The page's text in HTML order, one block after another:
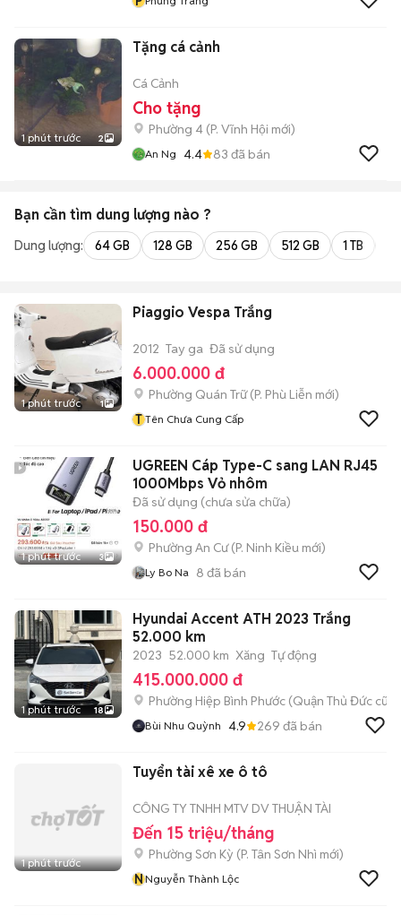
1 phút trước 2
Tặng cá cảnh
Cá Cảnh
Cho tặng
Phường 4 (P. Vĩnh Hội mới)
An Ng 4.4 83 đã bán
Bạn cần tìm dung lượng nào ?
Dung lượng: 64 GB 128 GB 256 GB 512 GB 1 TB
1 phút trước 1
Piaggio Vespa Trắng
2012 Tay ga Đã sử dụng
6.000.000 đ
Phường Quán Trữ(P. Phù Liễn mới)
T Tên Chưa Cung Cấp
1 phút trước 3
UGREEN Cáp Type-C sang LAN RJ45
1000Mbps Vỏ nhôm
Đã sử dụng (chưa sửa chữa)
150.000 đ
Phường An Cư(P. Ninh Kiều mới)
Ly Bo Na 8 đã bán
1 phút trước 18
Hyundai Accent ATH 2023 Trắng
52.000 km
2023 52.000 km Xăng Tự động
415.000.000 đ
Phường Hiệp Bình Phước (Quận Thủ Đức cũ)
Bùi Nhu Quỳnh 4.9 269 đã bán
1 phút trước
Tuyển tài xê xe ô tô
CÔNG TY TNHH MTV DV THUẬN TÀI
Đến 15 triệu/tháng
Phường Sơn Kỳ (P. Tân Sơn Nhì mới)
NNguyễn Thành Lộc